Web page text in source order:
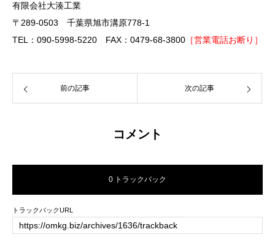
有限会社大湊工業
〒289-0503 千葉県旭市溝原778-1
TEL：090-5998-5220 FAX：0479-68-3800 ［営業電話お断り］
前の記事 次の記事
コメント
0 トラックバック
トラックバックURL